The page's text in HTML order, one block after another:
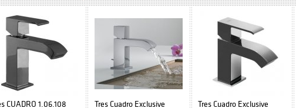
CUADRO 1.06.108
Tres Cuadro Exclusive
Tres Cuadro Exclusive